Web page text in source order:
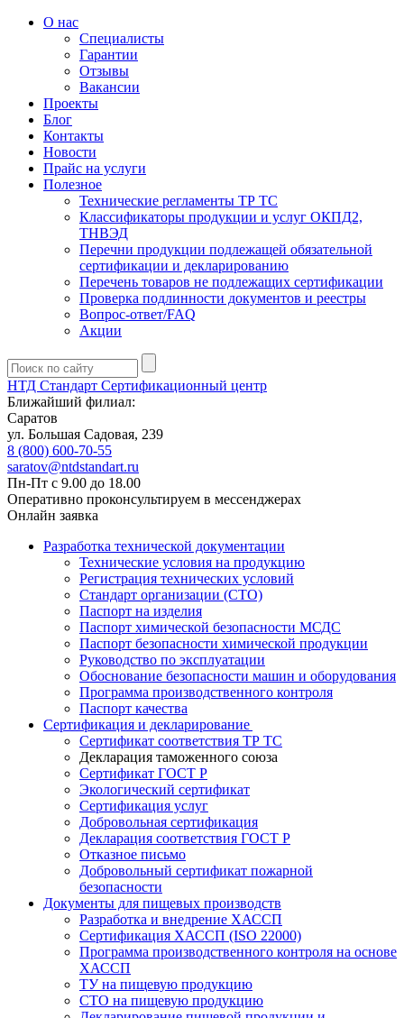
О нас
Специалисты
Гарантии
Отзывы
Вакансии
Проекты
Блог
Контакты
Новости
Прайс на услуги
Полезное
Технические регламенты ТР ТС
Классификаторы продукции и услуг ОКПД2,
ТНВЭД
Перечни продукции подлежащей обязательной
сертификации и декларированию
Перечень товаров не подлежащих сертификации
Проверка подлинности документов и реестры
Вопрос-ответ/FAQ
Акции
НТД Стандарт Сертификационный центр
Ближайший филиал:
Саратов
ул. ​​​​​​Большая Садовая, 239
8 (800) 600-70-55
saratov@ntdstandart.ru
Пн-Пт с 9.00 до 18.00
Оперативно проконсультируем в мессенджерах
Онлайн заявка
Разработка технической документации
Технические условия на продукцию
Регистрация технических условий
Стандарт организации (СТО)
Паспорт на изделия
Паспорт химической безопасности МСДС
Паспорт безопасности химической продукции
Руководство по эксплуатации
Обоснование безопасности машин и оборудования
Программа производственного контроля
Паспорт качества
Сертификация и декларирование
Сертификат соответствия ТР ТС
Декларация таможенного союза
Сертификат ГОСТ Р
Экологический сертификат
Сертификация услуг
Добровольная сертификация
Декларация соответствия ГОСТ Р
Отказное письмо
Добровольный сертификат пожарной
безопасности
Документы для пищевых производств
Разработка и внедрение ХАССП
Сертификация ХАССП (ISO 22000)
Программа производственного контроля на основе
ХАССП
ТУ на пищевую продукцию
СТО на пищевую продукцию